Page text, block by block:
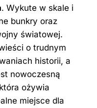
. Wykute w skale i
bunkry oraz
światowej.
o trudnym
historii, a
nowoczesną
ożywia
miejsce dla